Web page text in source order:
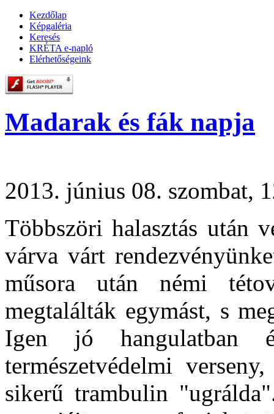
Kezdőlap
Képgaléria
Keresés
KRÉTA e-napló
Elérhetőségeink
Madarak és fák napja
2013. június 08. szombat,
Többszöri halasztás után
várva várt
műsora után némi
megtalálták egymást, s
Igen jó hangulatban
természetvédelmi
sikerű trambulin